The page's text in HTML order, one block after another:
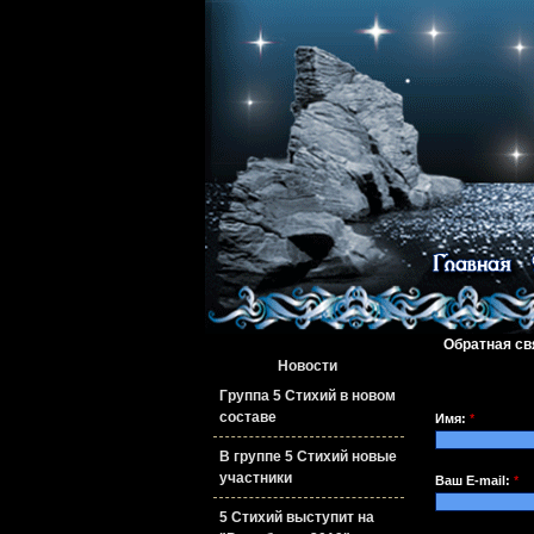
Обратная
Имя: *
Ваш E-mail: *
Новости
Группа 5 Стихий в новом
составе
В группе 5 Стихий новые
участники
5 Стихий выступит на